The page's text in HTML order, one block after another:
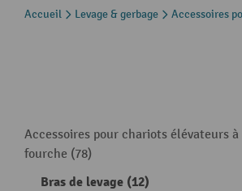
Accueil Levage & gerbage Accessoires
Accessoires pour chariots élévateurs à
fourche (78)
Bras de levage (12)